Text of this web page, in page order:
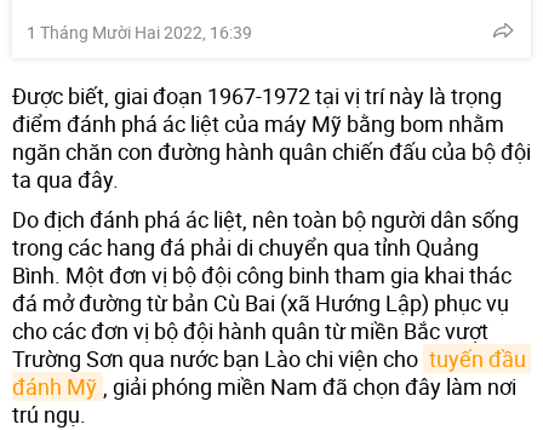
1 Tháng Mười Hai 2022, 16:39
Được biết, giai đoạn 1967-1972 tại vị trí này là trọng
điểm đánh phá ác liệt của máy Mỹ bằng bom nhằm
ngăn chăn con đường hành quân chiến đấu của bộ đội
ta qua đây.
Do địch đánh phá ác liệt, nên toàn bộ người dân sống
trong các hang đá phải di chuyển qua tỉnh Quảng
Bình. Một đơn vị bộ đội công binh tham gia khai thác
đá mở đường từ bản Cù Bai (xã Hướng Lập) phục vụ
cho các đơn vị bộ đội hành quân từ miền Bắc vượt
Trường Sơn qua nước bạn Lào chi viện cho tuyến đầu
đánh Mỹ , giải phóng miền Nam đã chọn đây làm nơi
trú ngụ.